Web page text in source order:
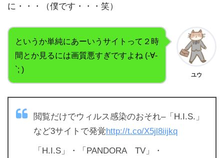
に・・・（僕です・・・笑）
というか単純にあーいうサイトって２時
間とか見るには画質悪すぎですよね (-∀-
`; )
ユウ
閲覧だけでウィルス感染のおそれ–「H.I.S.」
など3サイトで発覚http://t.co/X5jl8iijkq
「H.I.S」・「PANDORA TV」・